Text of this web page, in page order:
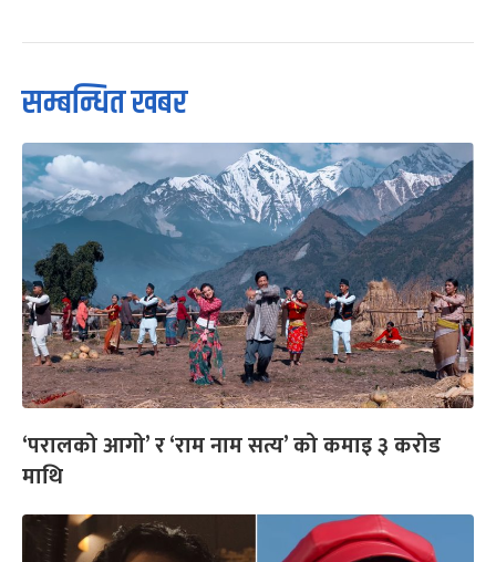
सम्बन्धित खबर
‘परालको आगो’ र ‘राम नाम सत्य’ को कमाइ ३ करोड
माथि